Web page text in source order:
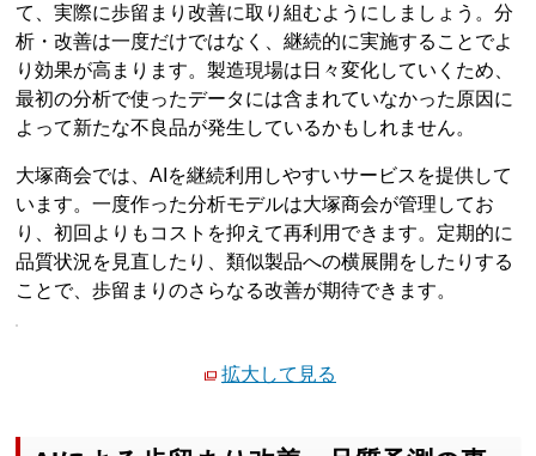
て、実際に歩留まり改善に取り組むようにしましょう。分
析・改善は一度だけではなく、継続的に実施することでよ
り効果が高まります。製造現場は日々変化していくため、
最初の分析で使ったデータには含まれていなかった原因に
よって新たな不良品が発生しているかもしれません。
大塚商会では、AIを継続利用しやすいサービスを提供して
います。一度作った分析モデルは大塚商会が管理してお
り、初回よりもコストを抑えて再利用できます。定期的に
品質状況を見直したり、類似製品への横展開をしたりする
ことで、歩留まりのさらなる改善が期待できます。
拡大して見る